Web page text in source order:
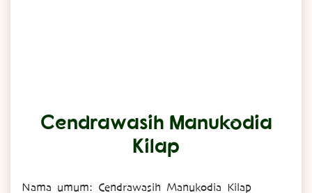
Cendrawasih Manukodia
Kilap
Nama umum: Cendrawasih Manukodia Kilap